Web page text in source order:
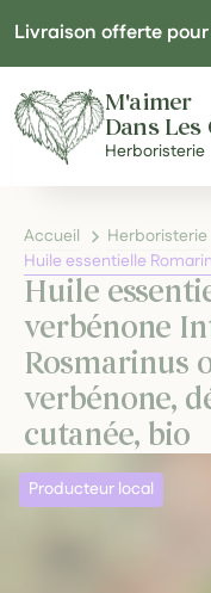
Livraison offerte
M'aimer
Dans Les
Herboristerie
Accueil Herboristerie
Huile essentielle
Huile
verbénone
Rosmarinus
verbénone,
cutanée, bio